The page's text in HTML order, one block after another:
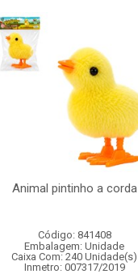
Animal pintinho a corda
Código: 841408
Embalagem: Unidade
Caixa Com: 240 Unidade(s)
Inmetro: 007317/2019